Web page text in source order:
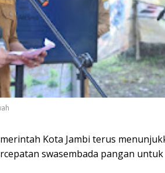
Kota Jambi terus
swasembada pangan untuk